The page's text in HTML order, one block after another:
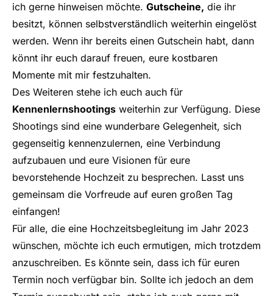
ich gerne hinweisen möchte. Gutscheine, die ihr
besitzt, können selbstverständlich weiterhin eingelöst
werden. Wenn ihr bereits einen Gutschein habt, dann
könnt ihr euch darauf freuen, eure kostbaren
Momente mit mir festzuhalten.
Des Weiteren stehe ich euch auch für
Kennenlernshootings weiterhin zur Verfügung. Diese
Shootings sind eine wunderbare Gelegenheit, sich
gegenseitig kennenzulernen, eine Verbindung
aufzubauen und eure Visionen für eure
bevorstehende Hochzeit zu besprechen. Lasst uns
gemeinsam die Vorfreude auf euren großen Tag
einfangen!
Für alle, die eine Hochzeitsbegleitung im Jahr 2023
wünschen, möchte ich euch ermutigen, mich trotzdem
anzuschreiben. Es könnte sein, dass ich für euren
Termin noch verfügbar bin. Sollte ich jedoch an dem